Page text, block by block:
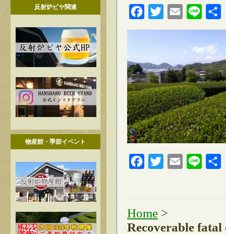
反射炉ビヤ関連
物産館・季節イベント
FacebookTwitter Email Line
FacebookTwitter Email Line
Home >
Recoverable